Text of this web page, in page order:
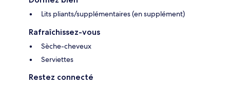
Lits pliants/supplémentaires (en supplément)
Rafraîchissez-vous
Sèche-cheveux
Serviettes
Restez connecté